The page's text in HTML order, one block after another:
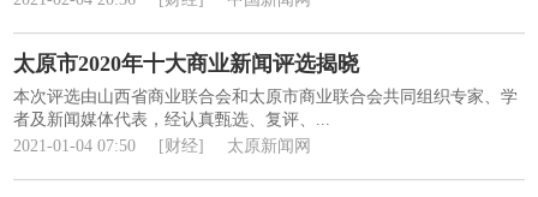
太原市2020年十大商业新闻评选揭晓
本次评选由山西省商业联合会和太原市商业联合会共同组织专家、学
者及新闻媒体代表，经认真甄选、复评、...
2021-01-04 07:50
[财经] 太原新闻网